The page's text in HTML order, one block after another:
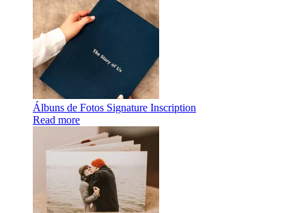
Álbuns de Fotos Signature Inscription
Read more